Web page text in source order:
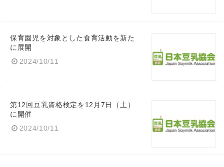
保育園児を対象とした食育活動を新た
に展開
2024/10/11
第12回豆乳資格検定を12月7日（土）
に開催
2024/10/11